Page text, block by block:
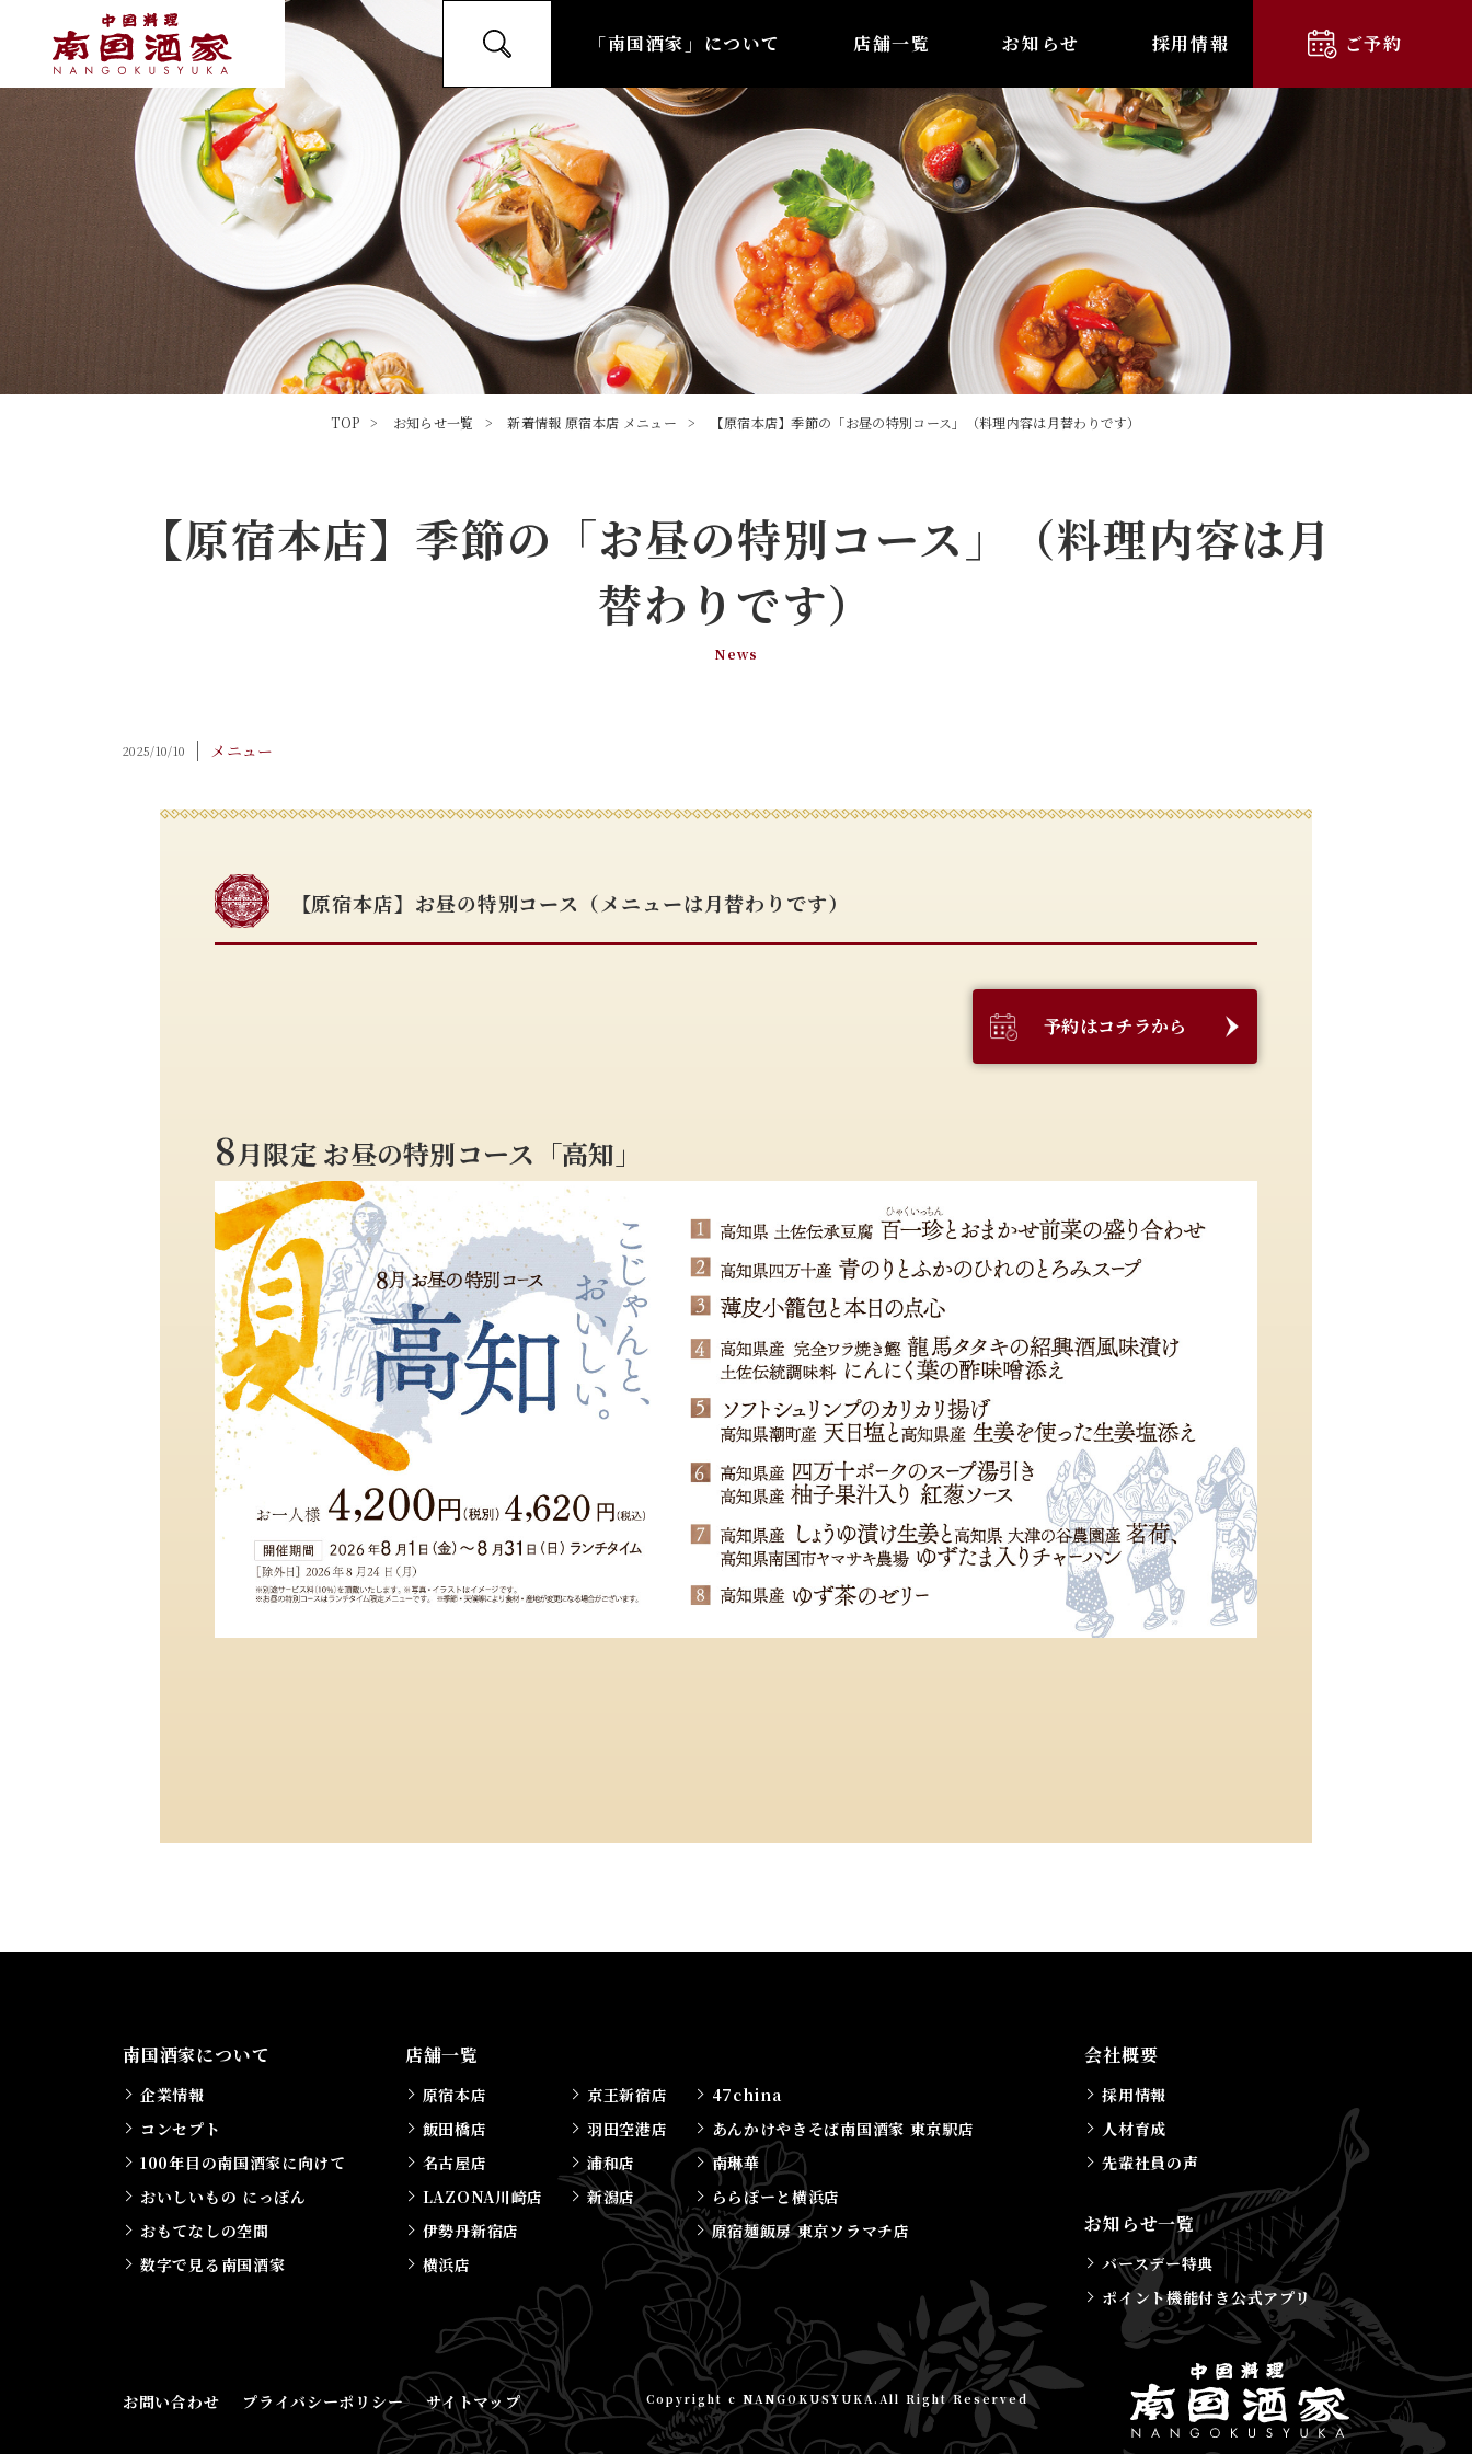
「南国酒家」について 店舗一覧 お知らせ 採用情報 ご予約
TOP お知らせ一覧 新着情報 原宿本店 メニュー 【原宿本店】季節の「お昼の特別コース」（料理内容は月替わりです）
【原宿本店】季節の「お昼の特別コース」（料理内容は月
替わりです）
News
2025/10/10 メニュー
【原宿本店】お昼の特別コース（メニューは月替わりです）
予約はコチラから
8月限定 お昼の特別コース「高知」
南国酒家について
企業情報
コンセプト
100年目の南国酒家に向けて
おいしいもの にっぽん
おもてなしの空間
数字で見る南国酒家
店舗一覧
原宿本店
飯田橋店
名古屋店
LAZONA川崎店
伊勢丹新宿店
横浜店
京王新宿店
羽田空港店
浦和店
新潟店
47china
あんかけやきそば南国酒家 東京駅店
南琳華
ららぽーと横浜店
原宿麺飯房 東京ソラマチ店
会社概要
採用情報
人材育成
先輩社員の声
お知らせ一覧
バースデー特典
ポイント機能付き公式アプリ
お問い合わせ プライバシーポリシー サイトマップ Copyright c NANGOKUSYUKA.All Right Reserved